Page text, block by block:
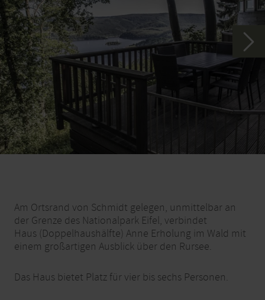
Am Ortsrand von Schmidt gelegen, unmittelbar an
der Grenze des Nationalpark Eifel, verbindet
Haus (Doppelhaushälfte) Anne Erholung im Wald mit
einem großartigen Ausblick über den Rursee.
Das Haus bietet Platz für vier bis sechs Personen.